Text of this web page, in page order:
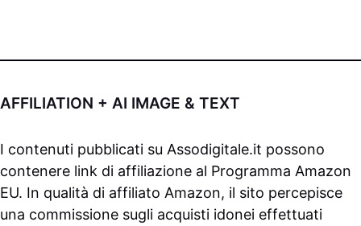
AFFILIATION + AI IMAGE & TEXT
I contenuti pubblicati su Assodigitale.it possono
contenere link di affiliazione al Programma Amazon
EU. In qualità di affiliato Amazon, il sito percepisce
una commissione sugli acquisti idonei effettuati